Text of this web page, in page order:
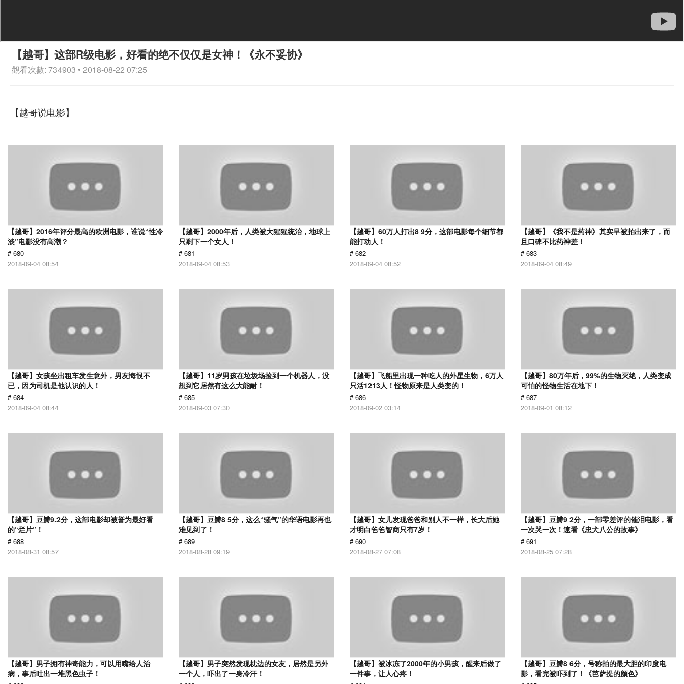
【越哥】这部R级电影，好看的绝不仅仅是女神！《永不妥协》
觀看次數: 734903 • 2018-08-22 07:25
【越哥说电影】
【越哥】2016年评分最高的欧洲电影，谁说“性冷
淡”电影没有高潮？
# 680
2018-09-04 08:54
【越哥】2000年后，人类被大猩猩统治，地球上
只剩下一个女人！
# 681
2018-09-04 08:53
【越哥】60万人打出8 9分，这部电影每个细节都
能打动人！
# 682
2018-09-04 08:52
【越哥】《我不是药神》其实早被拍出来了，而
且口碑不比药神差！
# 683
2018-09-04 08:49
【越哥】女孩坐出租车发生意外，男友悔恨不
已，因为司机是他认识的人！
# 684
2018-09-04 08:44
【越哥】11岁男孩在垃圾场捡到一个机器人，没
想到它居然有这么大能耐！
# 685
2018-09-03 07:30
【越哥】飞船里出现一种吃人的外星生物，6万人
只活1213人！怪物原来是人类变的！
# 686
2018-09-02 03:14
【越哥】80万年后，99%的生物灭绝，人类变成
可怕的怪物生活在地下！
# 687
2018-09-01 08:12
【越哥】豆瓣9.2分，这部电影却被誉为最好看
的“烂片”！
# 688
2018-08-31 08:57
【越哥】豆瓣8 5分，这么“骚气”的华语电影再也
难见到了！
# 689
2018-08-28 09:19
【越哥】女儿发现爸爸和别人不一样，长大后她
才明白爸爸智商只有7岁！
# 690
2018-08-27 07:08
【越哥】豆瓣9 2分，一部零差评的催泪电影，看
一次哭一次！速看《忠犬八公的故事》
# 691
2018-08-25 07:28
【越哥】男子拥有神奇能力，可以用嘴给人治
病，事后吐出一堆黑色虫子！
【越哥】男子突然发现枕边的女友，居然是另外
一个人，吓出了一身冷汗！
【越哥】被冰冻了2000年的小男孩，醒来后做了
一件事，让人心疼！
【越哥】豆瓣8 6分，号称拍的最大胆的印度电
影，看完被吓到了！《芭萨提的颜色》